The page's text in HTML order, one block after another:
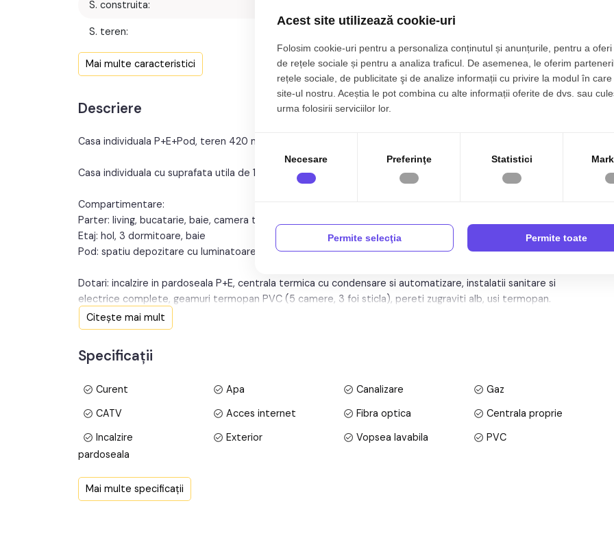
S. construita:
S. teren:
An constructie: 2025
Caramida
Regim inaltime: P+1
Orientare: Sud-Est
Mai multe caracteristici
Descriere
Casa individuala P+E+Pod, teren 420 mp, Selimbar. Comision 0%!
Casa individuala cu suprafata utila de 120 mp, pe un teren de 420 mp (348 mp curte si gradina).
Compartimentare:
Parter: living, bucatarie, baie, camera tehnica, spatiu depozitare, antreu, terasa acoperita
Etaj: hol, 3 dormitoare, baie
Pod: spatiu depozitare cu luminatoare si instalatie electrica
Dotari: incalzire in pardoseala P+E, centrala termica cu condensare si automatizare, instalatii sanitare si
electrice complete, geamuri termopan PVC (5 camere, 3 foi sticla), pereti zugraviti alb, usi termopan.
Exterior: izolatie termica 10 cm, curte pavata cu acces pietonal si auto, porti pregatite pentru automatizare
- Shopping City Selimbar – 5 min
- Autostrada – 3 min
- Scoala, gradinita, teren sport, magazine.
Citește mai mult
Specificații
Curent Apa Canalizare
Gaz
CATV
Acces internet Fibra optica
Centrala proprie
Incalzire
pardoseala
Exterior Vopsea lavabila PVC
PVC
Contor gaz
Mai multe specificații
Acest site utilizează cookie-uri
Folosim cookie-uri pentru a personaliza conținutul și anunțurile, pentru a oferi
de rețele sociale și pentru a analiza traficul. De asemenea, le oferim
rețele sociale, de publicitate şi de analize informații cu privire la modul în care
site-ul nostru. Aceștia le pot combina cu alte informații oferite de dvs. sau
urma folosirii serviciilor lor.
Necesare Preferinţe Statistici
Permite selecţia Permite toate